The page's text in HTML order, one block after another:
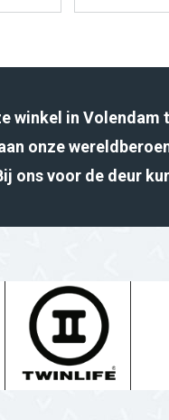
winkel in
onze
ons voor de deur